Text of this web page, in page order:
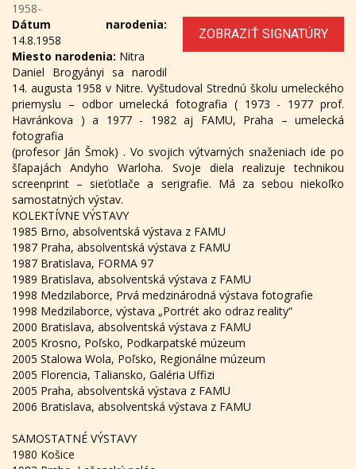
1958-
ZOBRAZIŤ SIGNATÚRY
Dátum narodenia:
14.8.1958
Miesto narodenia: Nitra
Daniel Brogyányi sa narodil
14. augusta 1958 v Nitre. Vyštudoval Strednú školu umeleckého
priemyslu – odbor umelecká fotografia ( 1973 - 1977 prof.
Havránkova ) a 1977 - 1982 aj FAMU, Praha – umelecká
fotografia
(profesor Ján Šmok) . Vo svojich výtvarných snaženiach ide po
šľapajách Andyho Warloha. Svoje diela realizuje technikou
screenprint – sieťotlače a serigrafie. Má za sebou niekoľko
samostatných výstav.
KOLEKTÍVNE VÝSTAVY
1985 Brno, absolventská výstava z FAMU
1987 Praha, absolventská výstava z FAMU
1987 Bratislava, FORMA 97
1989 Bratislava, absolventská výstava z FAMU
1998 Medzilaborce, Prvá medzinárodná výstava fotografie
1998 Medzilaborce, výstava „Portrét ako odraz reality“
2000 Bratislava, absolventská výstava z FAMU
2005 Krosno, Poľsko, Podkarpatské múzeum
2005 Stalowa Wola, Poľsko, Regionálne múzeum
2005 Florencia, Taliansko, Galéria Uffizi
2005 Praha, absolventská výstava z FAMU
2006 Bratislava, absolventská výstava z FAMU
SAMOSTATNÉ VÝSTAVY
1980 Košice